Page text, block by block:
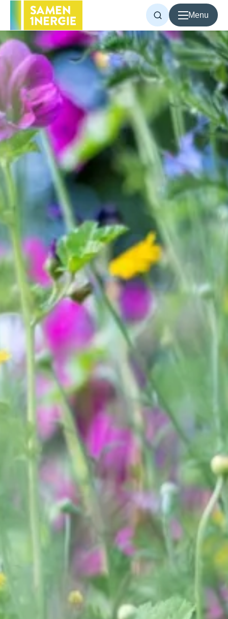
Menu
Voor inwoners
Voor bedrijven
Over Samen1Nergie
Artikelen
Projecten
Contact
Bellen Mailen
Samen1Nergie is een initiatief van de gemeenten
Duiven en Westervoort